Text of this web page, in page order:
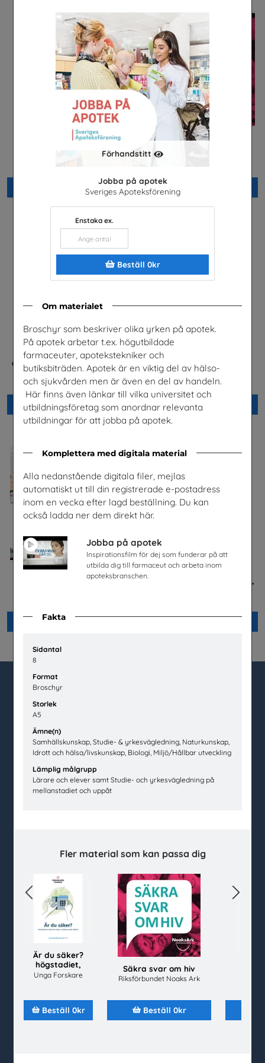
Förhandstitt
Jobba på apotek
Sveriges Apoteksförening
Enstaka ex.
Beställ 0kr
Fakta
Sidantal
8
Format
Broschyr
Storlek
A5
Ämne(n)
Samhällskunskap, Studie- & yrkesvägledning, Naturkunskap,
Idrott och hälsa/livskunskap, Biologi, Miljö/Hållbar utveckling
Lämplig målgrupp
Lärare och elever samt Studie- och yrkesvägledning på
mellanstadiet och uppåt
Om materialet
Broschyr som beskriver olika yrken på apotek.
På apotek arbetar t.ex. högutbildade
farmaceuter, apotekstekniker och
butiksbiträden. Apotek är en viktig del av hälso-
och sjukvården men är även en del av handeln.
Här finns även länkar till vilka universitet och
utbildningsföretag som anordnar relevanta
utbildningar för att jobba på apotek.
Komplettera med digitala material
Alla nedanstående digitala filer, mejlas
automatiskt ut till din registrerade e-postadress
inom en vecka efter lagd beställning. Du kan
också ladda ner dem direkt här.
Jobba på apotek
Inspirationsfilm för dej som funderar på att
utbilda dig till farmaceut och arbeta inom
apoteksbranschen.
Fler material som kan passa dig
Är du säker?
högstadiet,
lärarhandledning
Unga Forskare
Beställ 0kr
Säkra svar om hiv
Riksförbundet Noaks Ark
Beställ 0kr
Previous Next
Unga Forskare
Beställ 0kr
Riksförbundet Noaks Ark
Checklista för undervisning
om pornografi
Unizon
Beställ 0kr
Science & IT Magazine Nr 1
2026
Göteborgs universitet
Beställ 0kr
Jobba på apotek
Beställ 0kr
Är du säker - mellanstadiet,
104 31 Stockholm
info@utbudet.se
Kundtjänst
Vanliga frågor och svar
Så beställer du
Mina sidor
Beställ material
Alla material
Avsändare
Topplistor
Mer för skolan